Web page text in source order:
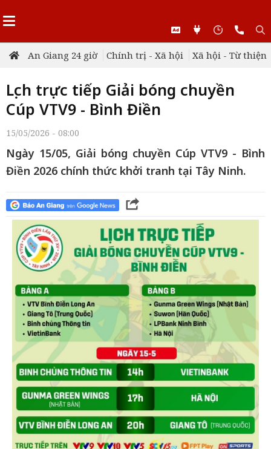
An Giang 24 giờ Chính trị - Xã hội Xã hội - Từ thiện
Lịch trực tiếp Giải bóng chuyền
Cúp VTV9 - Bình Điền
15/05/2026 - 08:00
Ngày 15/05, Giải bóng chuyền Cúp VTV9 - Bình
Điền 2026 chính thức khởi tranh tại Tây Ninh.